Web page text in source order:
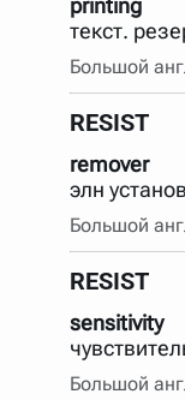
printing
текст.
Большой
RESIST
remover
элн
Большой
RESIST
sensitivity
Большой